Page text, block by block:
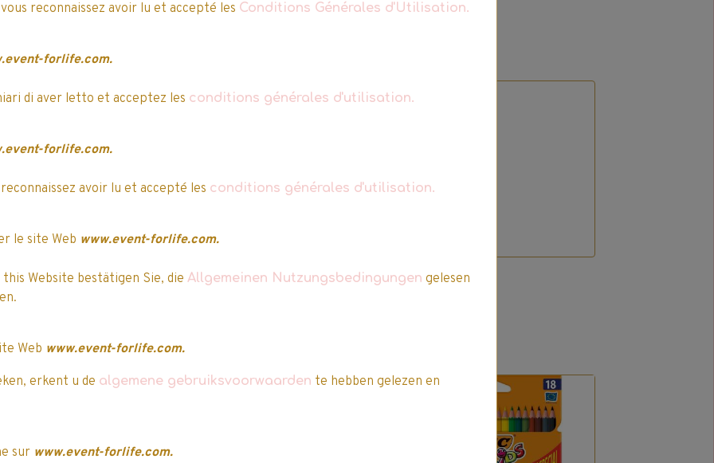
Nos clients ont attribué une note à ce produit
5/5
vous intéresser…
reconnaissez avoir lu et accepté les Conditions Générales d'Utilisation.
forlife.com.
di aver letto et acceptez les conditions générales d'utilisation.
forlife.com.
avoir lu et accepté les conditions générales d'utilisation.
le site Web www.event-forlife.com.
Website bestätigen Sie, die Allgemeinen Nutzungsbedingungen gelesen
Web www.event-forlife.com.
erkent u de algemene gebruiksvoorwaarden te hebben gelezen en
sur www.event-forlife.com.